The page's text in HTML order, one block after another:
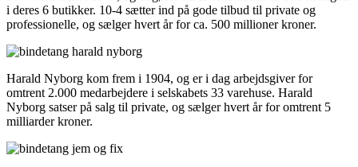
i deres 6 butikker. 10-4 sætter ind på gode tilbud til private og
professionelle, og sælger hvert år for ca. 500 millioner kroner.
Harald Nyborg kom frem i 1904, og er i dag arbejdsgiver for
omtrent 2.000 medarbejdere i selskabets 33 varehuse. Harald
Nyborg satser på salg til private, og sælger hvert år for omtrent 5
milliarder kroner.